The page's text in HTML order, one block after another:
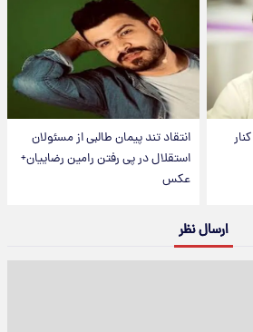
انتقاد تند پیمان طالبی از مسئولان
استقلال در پی رفتن رامین رضاییان+
عکس
ارسال نظر